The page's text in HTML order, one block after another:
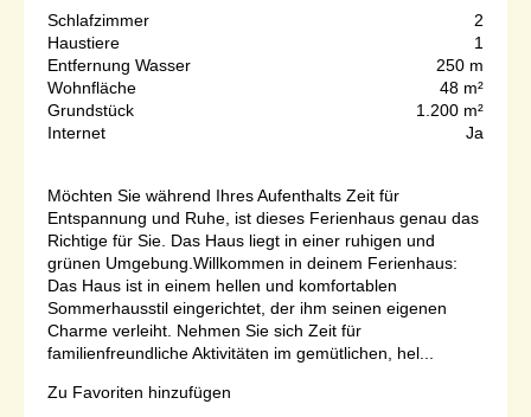
Schlafzimmer
2
Haustiere
1
Entfernung Wasser
250 m
Wohnfläche
48 m²
Grundstück
1.200 m²
Internet
Ja
Möchten Sie während Ihres Aufenthalts Zeit für
Entspannung und Ruhe, ist dieses Ferienhaus genau das
Richtige für Sie. Das Haus liegt in einer ruhigen und
grünen Umgebung.Willkommen in deinem Ferienhaus:
Das Haus ist in einem hellen und komfortablen
Sommerhausstil eingerichtet, der ihm seinen eigenen
Charme verleiht. Nehmen Sie sich Zeit für
familienfreundliche Aktivitäten im gemütlichen, hel...
Zu Favoriten hinzufügen